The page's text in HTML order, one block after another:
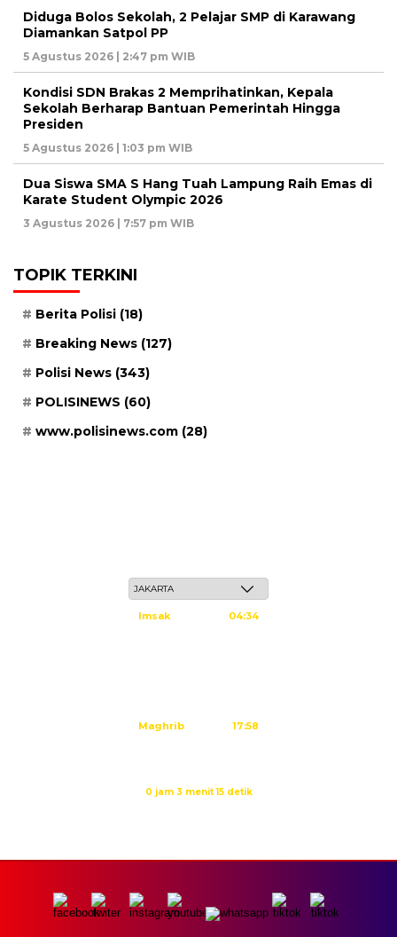
Diduga Bolos Sekolah, 2 Pelajar SMP di Karawang
Diamankan Satpol PP
5 Agustus 2026 | 2:47 pm WIB
Kondisi SDN Brakas 2 Memprihatinkan, Kepala
Sekolah Berharap Bantuan Pemerintah Hingga
Presiden
5 Agustus 2026 | 1:03 pm WIB
Dua Siswa SMA S Hang Tuah Lampung Raih Emas di
Karate Student Olympic 2026
3 Agustus 2026 | 7:57 pm WIB
TOPIK TERKINI
Berita Polisi (18)
Breaking News (127)
Polisi News (343)
POLISINEWS (60)
www.polisinews.com (28)
Imsak 04:34
Maghrib 17:58
0 jam 3 menit 15 detik